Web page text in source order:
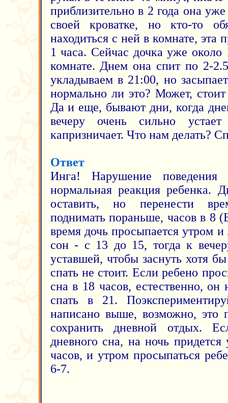
приблизительно в 2 года она
своей кроватке, но кто-то
находиться с ней в комнате, эта
1 часа. Сейчас дочка уже около
комнате. Днем она спит по 2-
укладываем в 21:00, но
нормально ли это? Может,
Да и еще, бывают дни, когда
вечеру очень сильно
капризничает. Что нам делать?
Ответ
Инга! Нарушение поведения
нормальная реакция ребенка.
оставить, но перенести
поднимать пораньше, часов в 8
время дочь просыпается утром
сон - с 13 до 15, тогда к
уставшей, чтобы заснуть хотя
спать не стоит. Если ребено
сна в 18 часов, естественно, он
спать в 21.
написано выше, возможно,
сохранить дневной отдых.
дневного сна, на ночь
часов, и утром просыпаться
6-7.